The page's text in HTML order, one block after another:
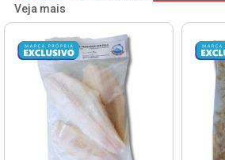
Veja mais